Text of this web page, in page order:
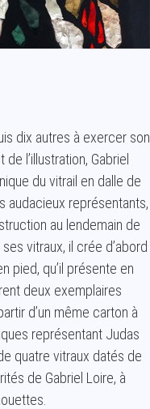
dix autres à exercer son
l’illustration, Gabriel
du vitrail en dalle de
audacieux représentants,
au lendemain de
vitraux, il crée d’abord
pied, qu’il présente en
deux exemplaires
d’un même carton à
représentant Judas
quatre vitraux datés de
de Gabriel Loire, à